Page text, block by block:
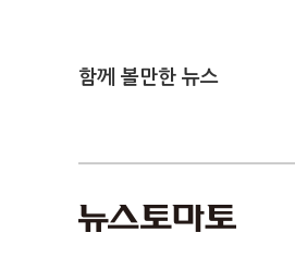
함께 볼만한 뉴스